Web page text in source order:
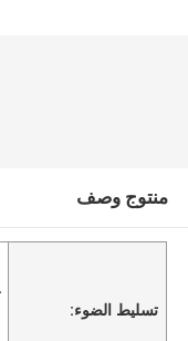
منتوج وصف
تسليط الضوء: